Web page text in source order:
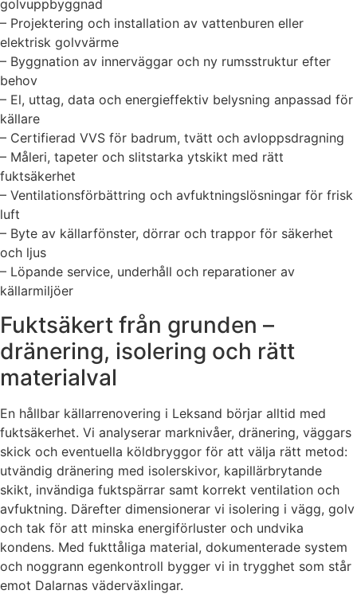
golvuppbyggnad
– Projektering och installation av vattenburen eller
elektrisk golvvärme
– Byggnation av innerväggar och ny rumsstruktur efter
behov
– El, uttag, data och energieffektiv belysning anpassad för
källare
– Certifierad VVS för badrum, tvätt och avloppsdragning
– Måleri, tapeter och slitstarka ytskikt med rätt
fuktsäkerhet
– Ventilationsförbättring och avfuktningslösningar för frisk
luft
– Byte av källarfönster, dörrar och trappor för säkerhet
och ljus
– Löpande service, underhåll och reparationer av
källarmiljöer
Fuktsäkert från grunden –
dränering, isolering och rätt
materialval
En hållbar källarrenovering i Leksand börjar alltid med
fuktsäkerhet. Vi analyserar marknivåer, dränering, väggars
skick och eventuella köldbryggor för att välja rätt metod:
utvändig dränering med isolerskivor, kapillärbrytande
skikt, invändiga fuktspärrar samt korrekt ventilation och
avfuktning. Därefter dimensionerar vi isolering i vägg, golv
och tak för att minska energiförluster och undvika
kondens. Med fukttåliga material, dokumenterade system
och noggrann egenkontroll bygger vi in trygghet som står
emot Dalarnas väderväxlingar.